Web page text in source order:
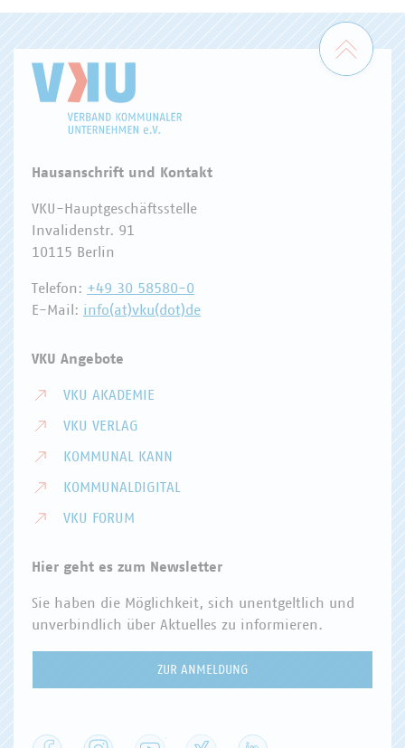
Zum
Hausanschrift und Kontakt
VKU-Hauptgeschäftsstelle
Invalidenstr. 91
10115 Berlin
Telefon: +49 30 58580-0
E-Mail: info(at)vku(dot)de
VKU Angebote
VKU AKADEMIE
VKU VERLAG
KOMMUNAL KANN
KOMMUNALDIGITAL
VKU FORUM
Hier geht es zum Newsletter
Sie haben die Möglichkeit, sich unentgeltlich und
unverbindlich über Aktuelles zu informieren.
ZUR ANMELDUNG
Facebook Instagram YouTube